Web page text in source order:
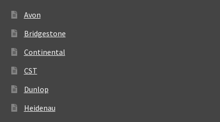
Avon
Bridgestone
Continental
CST
Dunlop
Heidenau